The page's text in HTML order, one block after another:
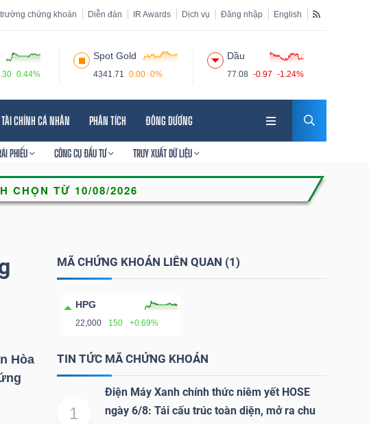
chứng khoán Diễn đàn IR Awards Dịch vụ Đăng nhập English
0.44%
Spot Gold
4341.71 0.00 0%
Dầu
77.08 -0.97 -1.24%
TÀI CHÍNH CÁ NHÂN PHÂN TÍCH ĐÔNG DƯƠNG
PHIẾU CÔNG CỤ ĐẦU TƯ TRUY XUẤT DỮ LIỆU
Hòa
MÃ CHỨNG KHOÁN LIÊN QUAN (1)
HPG
22,000 150 +0.69%
TIN TỨC MÃ CHỨNG KHOÁN
1
Điện Máy Xanh chính thức niêm yết HOSE
ngày 6/8: Tái cấu trúc toàn diện, mở ra chu